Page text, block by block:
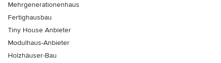
Mehrgenerationenhaus
Fertighausbau
Tiny House Anbieter
Modulhaus-Anbieter
Holzhäuser-Bau